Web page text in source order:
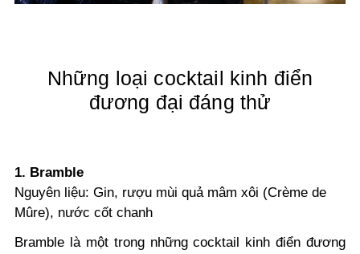
Những loại cocktail kinh điển
đương đại đáng thử
1. Bramble
Nguyên liệu: Gin, rượu mùi quả mâm xôi (Crème de
Mûre), nước cốt chanh
Bramble là một trong những cocktail kinh điển đương